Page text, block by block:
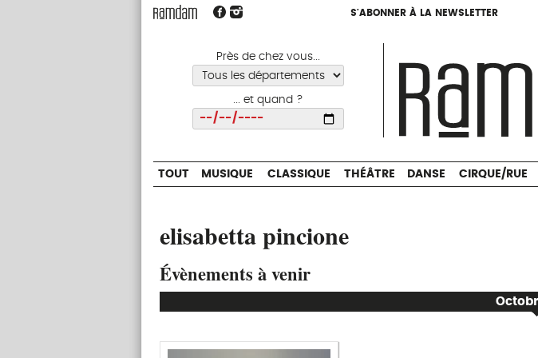
S'ABONNER À LA NEWSLETTER
Près de chez vous...
... et quand ?
S'ABONNER À LA NEWSLETTER
TOUT MUSIQUE CLASSIQUE THÉÂTRE DANSE CIRQUE/RUE
elisabetta pincione
Évènements à venir